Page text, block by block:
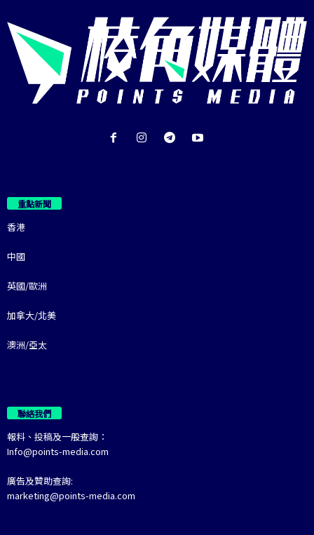
重點新聞
香港
中國
英國/歐洲
加拿大/北美
澳洲/亞太
聯絡我們
報料、投稿及一般查詢：
Info@points-media.com
廣告及贊助查詢:
marketing@points-media.com